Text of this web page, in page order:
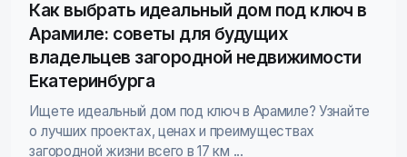
Как выбрать идеальный дом под ключ в
Арамиле: советы для будущих
владельцев загородной недвижимости
Екатеринбурга
Ищете идеальный дом под ключ в Арамиле? Узнайте
о лучших проектах, ценах и преимуществах
загородной жизни всего в 17 км ...